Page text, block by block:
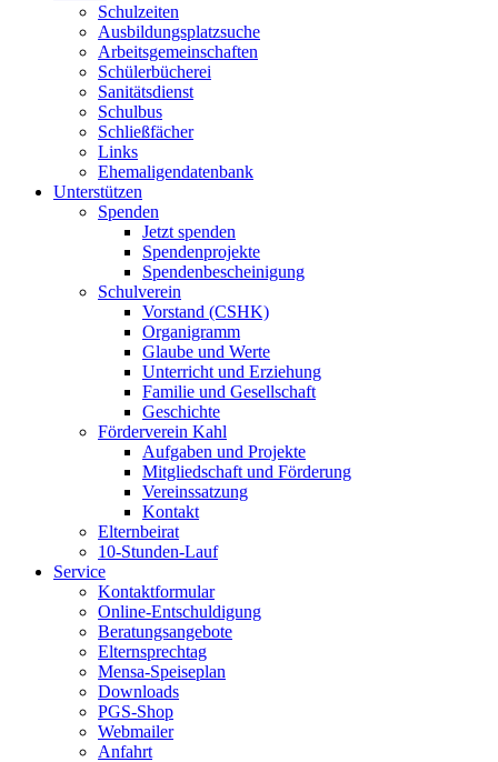
Schulzeiten
Ausbildungsplatzsuche
Arbeitsgemeinschaften
Schülerbücherei
Sanitätsdienst
Schulbus
Schließfächer
Links
Ehemaligendatenbank
Unterstützen
Spenden
Jetzt spenden
Spendenprojekte
Spendenbescheinigung
Schulverein
Vorstand (CSHK)
Organigramm
Glaube und Werte
Unterricht und Erziehung
Familie und Gesellschaft
Geschichte
Förderverein Kahl
Aufgaben und Projekte
Mitgliedschaft und Förderung
Vereinssatzung
Kontakt
Elternbeirat
10-Stunden-Lauf
Service
Kontaktformular
Online-Entschuldigung
Beratungsangebote
Elternsprechtag
Mensa-Speiseplan
Downloads
PGS-Shop
Webmailer
Anfahrt